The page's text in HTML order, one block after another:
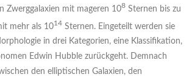
Zwerggalaxien mit mageren 108 Sternen bis zu
mehr als 1014 Sternen. Eingeteilt werden sie
in drei Kategorien, eine Klassifikation,
Edwin Hubble zurückgeht. Demnach
den elliptischen Galaxien, den